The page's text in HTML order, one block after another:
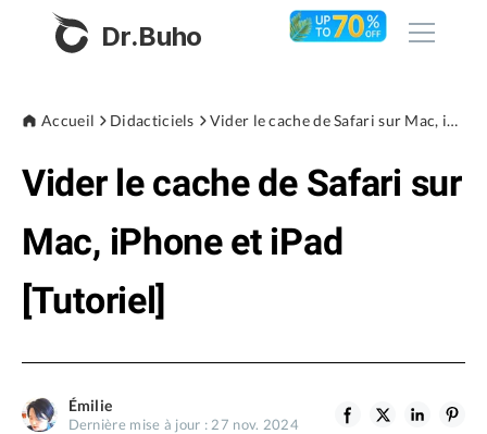
Dr.Buho
Produits
BuhoCleaner
BuhoUnlocker
BuhoRepair
BuhoLaunchpad
Boutique
Blog
L'entreprise
Accueil Didacticiels Vider le cache de Safari sur Mac, iPhone et iPad [Tutoriel]
Vider le cache de Safari sur
Mac, iPhone et iPad
[Tutoriel]
Émilie
Dernière mise à jour : 27 nov. 2024